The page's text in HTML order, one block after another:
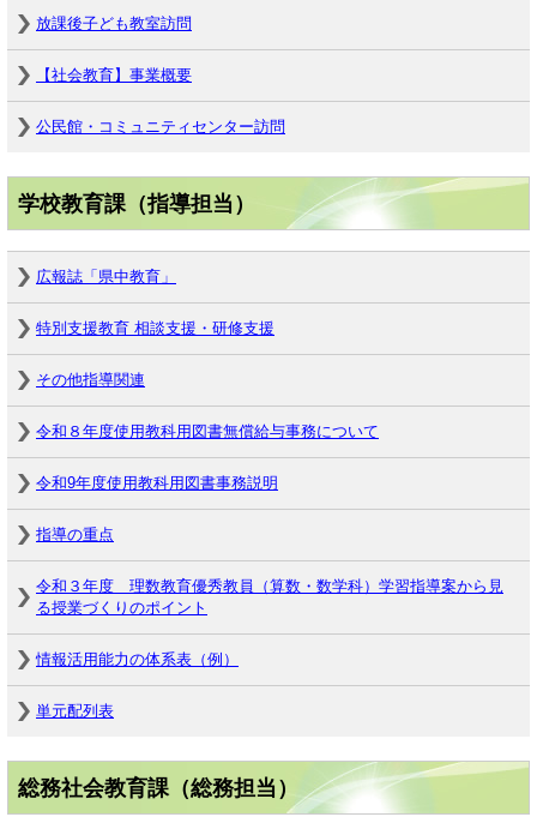
放課後子ども教室訪問
【社会教育】事業概要
公民館・コミュニティセンター訪問
学校教育課（指導担当）
広報誌「県中教育」
特別支援教育 相談支援・研修支援
その他指導関連
令和８年度使用教科用図書無償給与事務について
令和9年度使用教科用図書事務説明
指導の重点
令和３年度 理数教育優秀教員（算数・数学科）学習指導案から見
る授業づくりのポイント
情報活用能力の体系表（例）
単元配列表
総務社会教育課（総務担当）